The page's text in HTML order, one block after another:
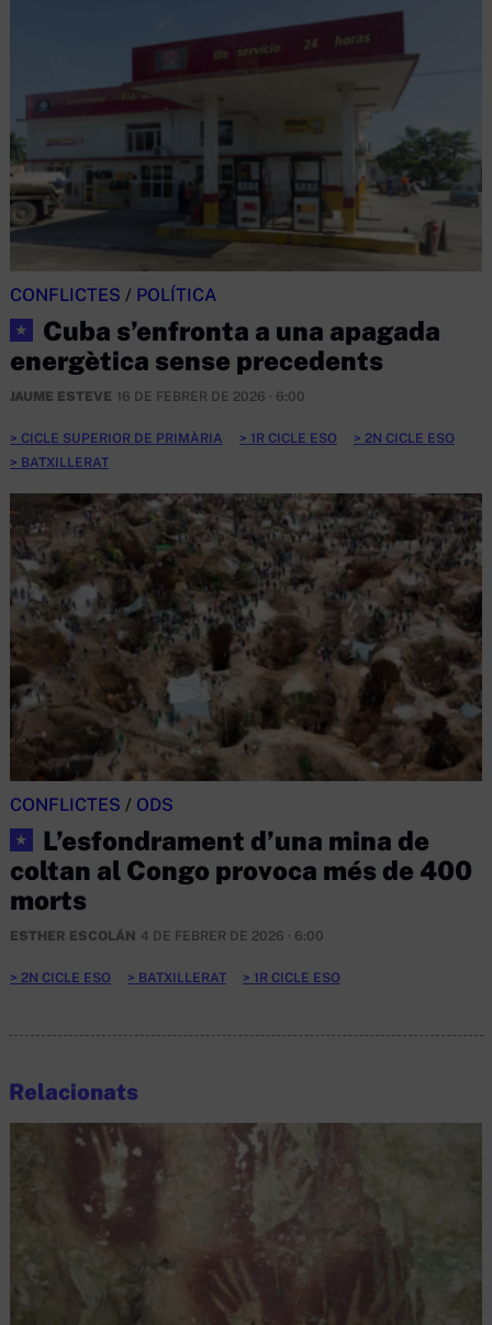
CONFLICTES / POLÍTICA
★
Cuba s’enfronta a una apagada
energètica sense precedents
JAUME ESTEVE 16 DE FEBRER DE 2026 · 6:00
CICLE SUPERIOR DE PRIMÀRIA 1R CICLE ESO
2N CICLE ESO
BATXILLERAT
CONFLICTES / ODS
★
L’esfondrament d’una mina de
coltan al Congo provoca més de 400
morts
ESTHER ESCOLÁN 4 DE FEBRER DE 2026 · 6:00
2N CICLE ESO BATXILLERAT 1R CICLE ESO
Relacionats